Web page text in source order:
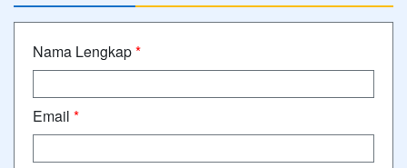
Nama Lengkap*
Email *